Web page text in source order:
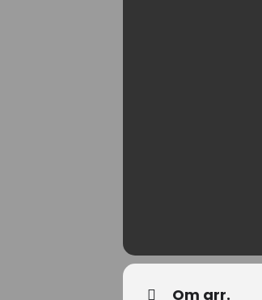
Om arr.